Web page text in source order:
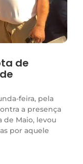
de
feira, pela
a presença
de Maio, levou
por aquele